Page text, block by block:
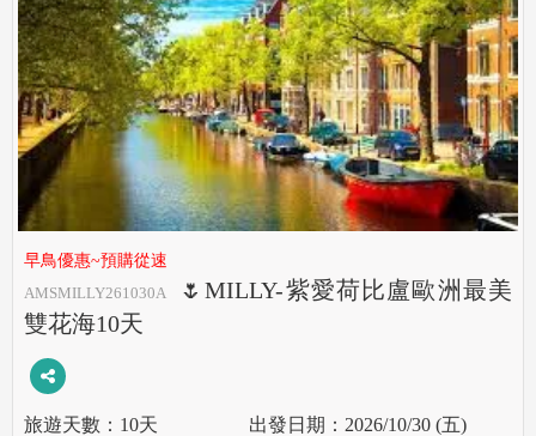
早鳥優惠~預購從速
AMSMILLY261030A
🌷MILLY-紫愛荷比盧歐洲最美
雙花海10天
10天 2026/10/30 (五)